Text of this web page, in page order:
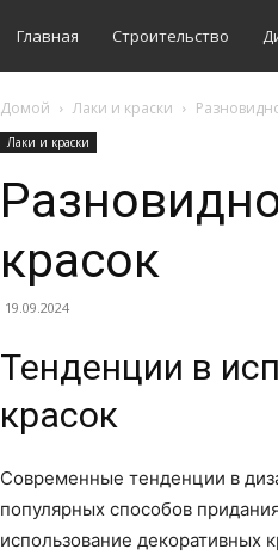
Главная Строительство
Домой Лаки и краски
Лаки и краски
красок
19.09.2024
Тенденции в
красок
Современные тенденции в
популярных способов
использование декоративных